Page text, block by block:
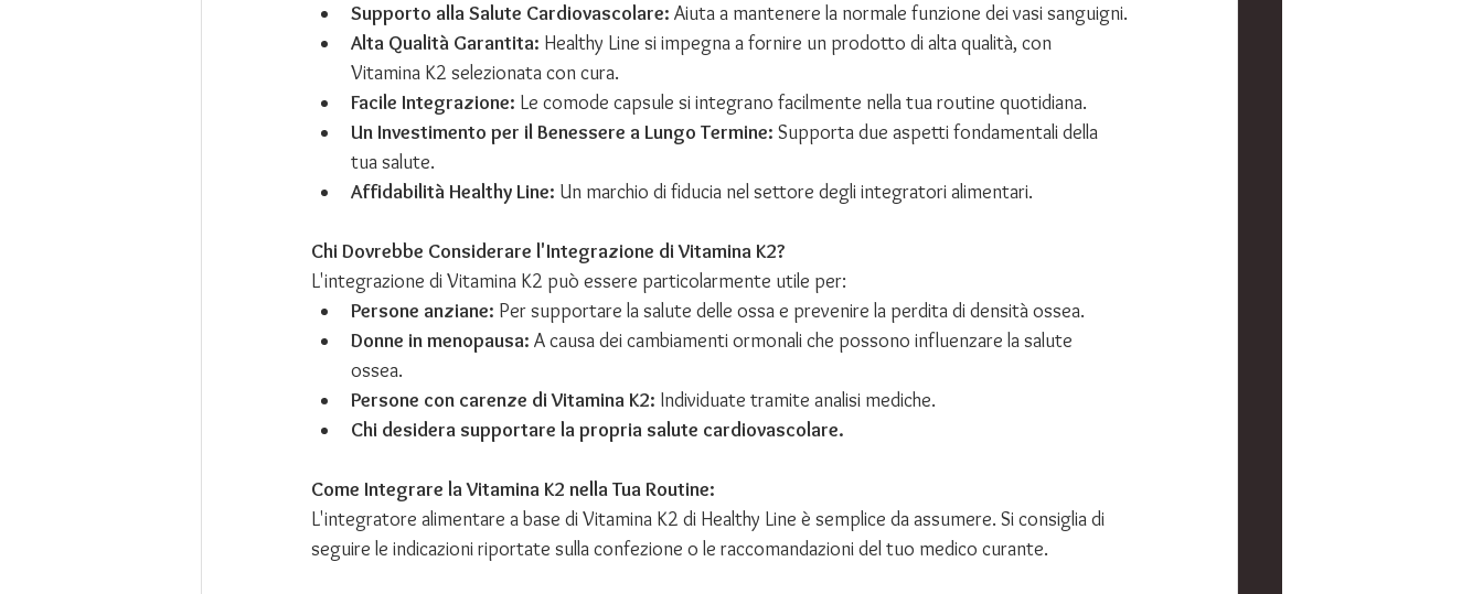
Supporto alla Salute Cardiovascolare: Aiuta a mantenere la normale funzione dei vasi sanguigni.
Alta Qualità Garantita: Healthy Line si impegna a fornire un prodotto di alta qualità, con
Vitamina K2 selezionata con cura.
Facile Integrazione: Le comode capsule si integrano facilmente nella tua routine quotidiana.
Un Investimento per il Benessere a Lungo Termine: Supporta due aspetti fondamentali della
tua salute.
Affidabilità Healthy Line: Un marchio di fiducia nel settore degli integratori alimentari.
Chi Dovrebbe Considerare l'Integrazione di Vitamina K2?
L'integrazione di Vitamina K2 può essere particolarmente utile per:
Persone anziane: Per supportare la salute delle ossa e prevenire la perdita di densità ossea.
Donne in menopausa: A causa dei cambiamenti ormonali che possono influenzare la salute
ossea.
Persone con carenze di Vitamina K2: Individuate tramite analisi mediche.
Chi desidera supportare la propria salute cardiovascolare.
Come Integrare la Vitamina K2 nella Tua Routine:
L'integratore alimentare a base di Vitamina K2 di Healthy Line è semplice da assumere. Si consiglia di
seguire le indicazioni riportate sulla confezione o le raccomandazioni del tuo medico curante.